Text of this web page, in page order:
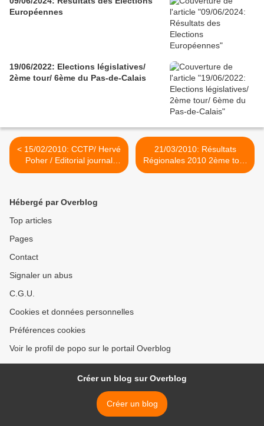
Européennes
19/06/2022: Elections législatives/
2ème tour/ 6ème du Pas-de-Calais
< 15/02/2010: CCTP/ Hervé
Poher / Editorial journal
CIAS
21/03/2010: Résultats
Régionales 2010 2ème tour
>
Hébergé par Overblog
Top articles
Pages
Contact
Signaler un abus
C.G.U.
Cookies et données personnelles
Préférences cookies
Voir le profil de popo sur le portail Overblog
Créer un blog sur Overblog
Créer un blog